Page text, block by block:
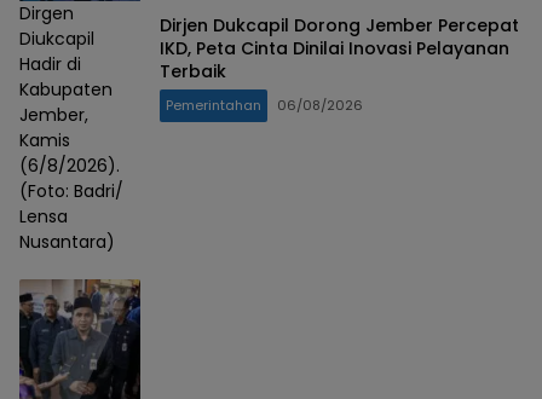
Dirgen
Diukcapil
Hadir di
Kabupaten
Jember,
Kamis
(6/8/2026).
(Foto: Badri/
Lensa
Nusantara)
Dirjen Dukcapil Dorong Jember Percepat
IKD, Peta Cinta Dinilai Inovasi Pelayanan
Terbaik
Pemerintahan 06/08/2026